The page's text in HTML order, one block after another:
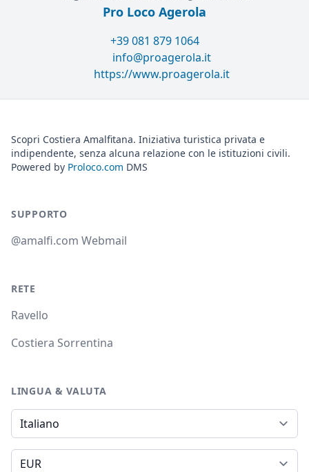
Pro Loco Agerola
+39 081 879 1064
info@proagerola.it
https://www.proagerola.it
Scopri Costiera Amalfitana. Iniziativa turistica privata e
indipendente, senza alcuna relazione con le istituzioni civili.
Powered by Proloco.com DMS
SUPPORTO
@amalfi.com Webmail
RETE
Ravello
Costiera Sorrentina
LINGUA & VALUTA
Lingua
Valuta